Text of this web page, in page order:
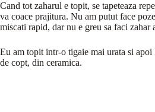
Cand tot zaharul e topit, se tapeteaza
va coace prajitura. Nu am putut face
miscati rapid, dar nu e greu sa faci zahar
Eu am topit intr-o tigaie mai urata si
de copt, din ceramica.